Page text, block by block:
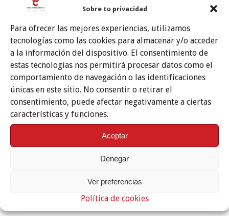
Sobre tu privacidad
Para ofrecer las mejores experiencias, utilizamos
tecnologías como las cookies para almacenar y/o acceder
a la información del dispositivo. El consentimiento de
estas tecnologías nos permitirá procesar datos como el
comportamiento de navegación o las identificaciones
únicas en este sitio. No consentir o retirar el
consentimiento, puede afectar negativamente a ciertas
características y funciones.
Aceptar
Denegar
Ver preferencias
Política de cookies
CERTAMEN FLAMENCO DISCOS FLAMENCO